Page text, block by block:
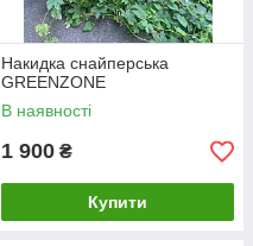
Накидка снайперська
GREENZONE
В наявності
1 900 ₴
Купити